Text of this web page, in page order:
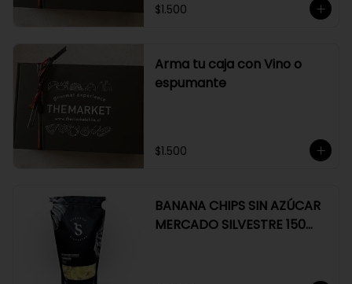
$1.500
Arma tu caja con Vino o
espumante
$1.500
BANANA CHIPS SIN AZÚCAR
MERCADO SILVESTRE 150